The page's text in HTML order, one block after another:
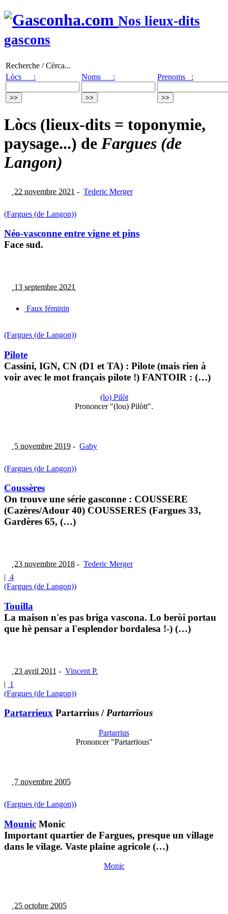
Nos lieux-dits
gascons
Recherche / Cèrca...
Lòcs :
Noms : Prenoms :
Lòcs (lieux-dits = toponymie,
paysage...) de Fargues (de
Langon)
22 novembre 2021 - Tederic Merger
(Fargues (de Langon))
Néo-vasconne entre vigne et pins
Face sud.
13 septembre 2021
Faux féminin
(Fargues (de Langon))
Pilote
Cassini, IGN, CN (D1 et TA) : Pilote (mais rien à
voir avec le mot français pilote !) FANTOIR : (…)
(lo) Pilòt
Prononcer "(lou) Pilòtt".
5 novembre 2019 - Gaby
(Fargues (de Langon))
Coussères
On trouve une série gasconne : COUSSERE
(Cazères/Adour 40) COUSSERES (Fargues 33,
Gardères 65, (…)
23 novembre 2018 - Tederic Merger
| 4
(Fargues (de Langon))
Touilla
La maison n'es pas briga vascona. Lo beròi portau
que hè pensar a l'esplendor bordalesa !-) (…)
23 avril 2011 - Vincent P.
| 1
(Fargues (de Langon))
Partarrieux Partarrius /Partarrïous
Partarrius
Prononcer "Partarrïous"
7 novembre 2005
(Fargues (de Langon))
Mounic Monic
Important quartier de Fargues, presque un village
dans le vilage. Vaste plaine agricole (…)
Monic
25 octobre 2005